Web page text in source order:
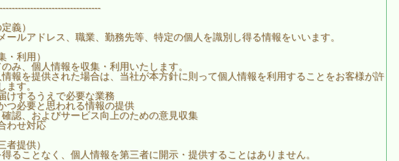
義）
ルアドレス、職業、勤務先等、特定の個人を識別し得る情報をいいます。
・利用）
み、個人情報を収集・利用いたします。
報を提供された場合は、当社が本方針に則って個人情報を利用することをお客様が許
ます。
けするうえで必要な業務
つ必要と思われる情報の提供
認、およびサービス向上のための意見収集
わせ対応
者提供）
ることなく、個人情報を第三者に開示・提供することはありません。